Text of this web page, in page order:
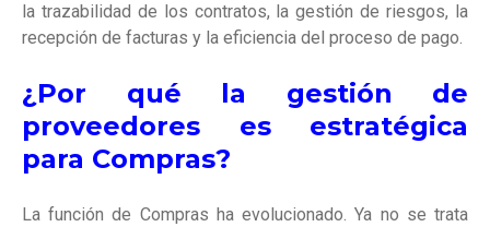
la trazabilidad de los contratos, la gestión de riesgos, la
recepción de facturas y la eficiencia del proceso de pago.
¿Por qué la gestión de
proveedores es estratégica
para Compras?
La función de Compras ha evolucionado. Ya no se trata